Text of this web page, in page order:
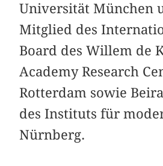
Universität München
Mitglied des
Board des Willem de
Academy Research
Rotterdam sowie
des Instituts für
Nürnberg.